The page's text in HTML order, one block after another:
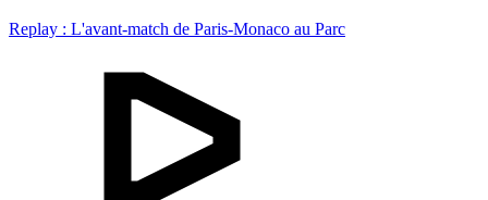
Replay : L'avant-match de Paris-Monaco au Parc